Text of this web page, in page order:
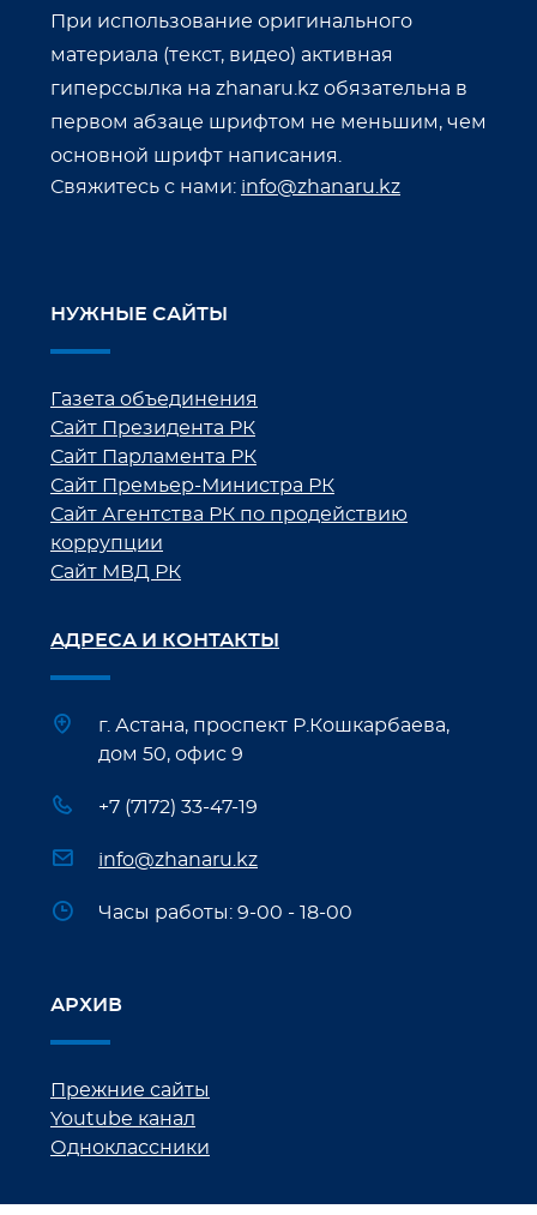
При использование оригинального
материала (текст, видео) активная
гиперссылка на zhanaru.kz обязательна в
первом абзаце шрифтом не меньшим, чем
основной шрифт написания.
Свяжитесь с нами: info@zhanaru.kz
НУЖНЫЕ САЙТЫ
Газета объединения
Сайт Президента РК
Сайт Парламента РК
Сайт Премьер-Министра РК
Сайт Агентства РК по продействию
коррупции
Сайт МВД РК
АДРЕСА И КОНТАКТЫ
г. Астана, проспект Р.Кошкарбаева,
дом 50, офис 9
+7 (7172) 33-47-19
info@zhanaru.kz
Часы работы: 9-00 - 18-00
АРХИВ
Прежние сайты
Youtube канал
Одноклассники